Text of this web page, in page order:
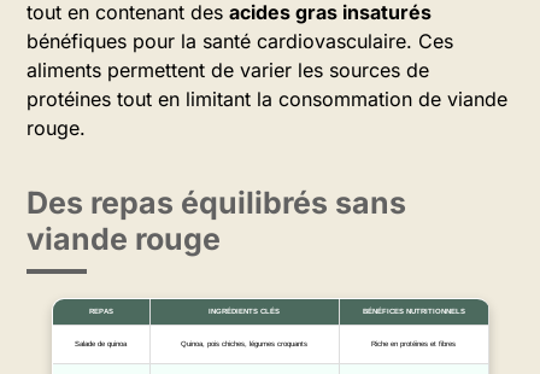
tout en contenant des acides gras insaturés
bénéfiques pour la santé cardiovasculaire. Ces
aliments permettent de varier les sources de
protéines tout en limitant la consommation de viande
rouge.
Des repas équilibrés sans
viande rouge
REPAS INGRÉDIENTS CLÉS BÉNÉFICES NUTRITIONNELS
Salade de quinoa Quinoa, pois chiches, légumes croquants Riche en protéines et fibres